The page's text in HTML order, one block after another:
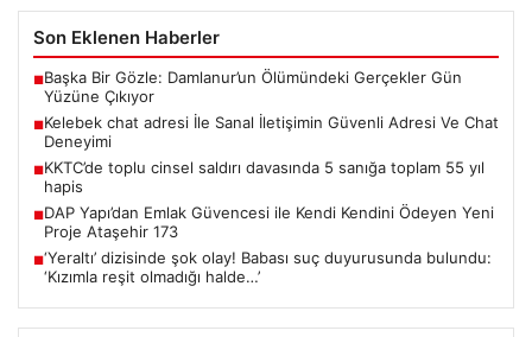
Son Eklenen Haberler
■Başka Bir Gözle: Damlanur’un Ölümündeki Gerçekler Gün
Yüzüne Çıkıyor
■Kelebek chat adresi İle Sanal İletişimin Güvenli Adresi Ve Chat
Deneyimi
■KKTC’de toplu cinsel saldırı davasında 5 sanığa toplam 55 yıl
hapis
■DAP Yapı’dan Emlak Güvencesi ile Kendi Kendini Ödeyen Yeni
Proje Ataşehir 173
■‘Yeraltı’ dizisinde şok olay! Babası suç duyurusunda bulundu:
‘Kızımla reşit olmadığı halde…’